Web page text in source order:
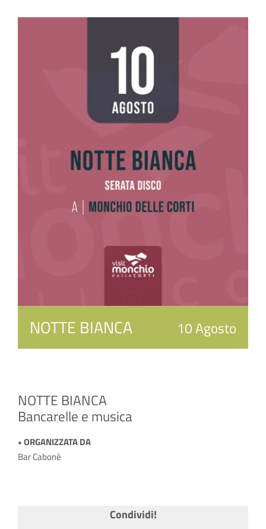
NOTTE BIANCA 10 Agosto
NOTTE BIANCA
Bancarelle e musica
• ORGANIZZATA DA
Bar Cabonè
Condividi!